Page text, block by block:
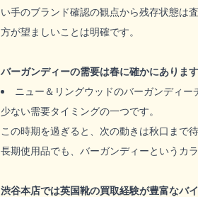
い手のブランド確認の観点から残存状態は
方が望ましいことは明確です。
バーガンディーの需要は春に確かにありま
ニュー＆リングウッドのバーガンディ
少ない需要タイミングの一つです。
この時期を過ぎると、次の動きは秋口まで
長期使用品でも、バーガンディーというカ
渋谷本店では英国靴の買取経験が豊富なバ